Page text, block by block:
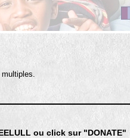
ou click sur "DONATE"